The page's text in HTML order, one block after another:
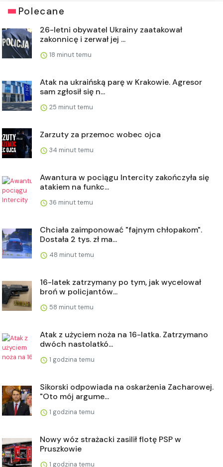
Polecane
26-letni obywatel Ukrainy zaatakował
zakonnicę i zerwał jej ...
18 minut temu
Atak na ukraińską parę w Krakowie. Agresor
sam zgłosił się n...
25 minut temu
Zarzuty za przemoc wobec ojca
34 minut temu
Awantura w pociągu Intercity zakończyła się
atakiem na funkc...
36 minut temu
Chciała zaimponować "fajnym chłopakom".
Dostała 2 tys. zł ma...
48 minut temu
16-latek zatrzymany po tym, jak wycelował
broń w policjantów...
58 minut temu
Atak z użyciem noża na 16-latka. Zatrzymano
dwóch nastolatkó...
1 godzina temu
Sikorski odpowiada na oskarżenia Zacharowej.
"Oto mój argume...
1 godzina temu
Nowy wóz strażacki zasilił flotę PSP w
Pruszkowie
1 godzina temu